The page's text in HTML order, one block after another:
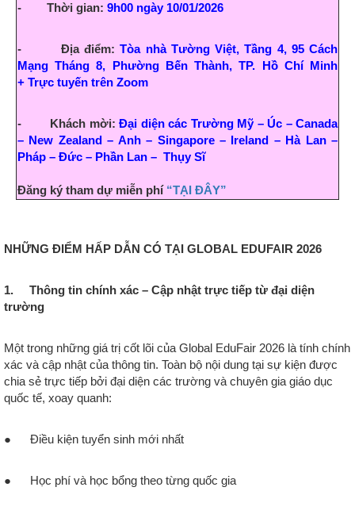
- Thời gian: 9h00 ngày 10/01/2026
- Địa điểm:Tòa nhà Tường Việt, Tầng 4, 95 Cách
Mạng Tháng 8, Phường Bến Thành, TP. Hồ Chí Minh
+ Trực tuyến trên Zoom
- Khách mời: Đại diện các Trường Mỹ – Úc – Canada
– New Zealand – Anh – Singapore – Ireland – Hà Lan –
Pháp – Đức – Phần Lan – Thụy Sĩ
Đăng ký tham dự miễn phí “TẠI ĐÂY”
NHỮNG ĐIỂM HẤP DẪN CÓ TẠI GLOBAL EDUFAIR 2026
1. Thông tin chính xác – Cập nhật trực tiếp từ đại diện
trường
Một trong những giá trị cốt lõi của Global EduFair 2026 là tính chính
xác và cập nhật của thông tin. Toàn bộ nội dung tại sự kiện được
chia sẻ trực tiếp bởi đại diện các trường và chuyên gia giáo dục
quốc tế, xoay quanh:
● Điều kiện tuyển sinh mới nhất
● Học phí và học bổng theo từng quốc gia